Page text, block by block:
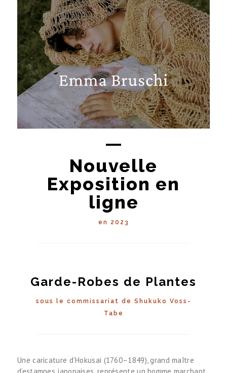
Nouvelle
Exposition en
ligne
en 2023
Garde-Robes de Plantes
sous le commissariat de Shukuko Voss-
Tabe
Une caricature d’Hokusai (1760–1849), grand maître